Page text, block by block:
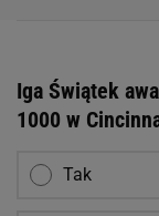
Iga Świątek
1000 w
Tak